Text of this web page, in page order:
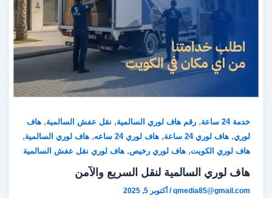
خدمة 24 ساعة ,رقم هاف لوري السالمية, نقل عفش السالمية,هاف
لوري,هاف لوري 24 ساعة ,هاف لوري 24 ساعه ,هاف لوري السالمية,
هاف لوري الكويت,هاف لوري رخيص,هاف لوري نقل عفش السالمية
هاف لوري السالمية لنقل السريع والآمن
qmedia85@gmail.com
/ أكتوبر 5, 2025